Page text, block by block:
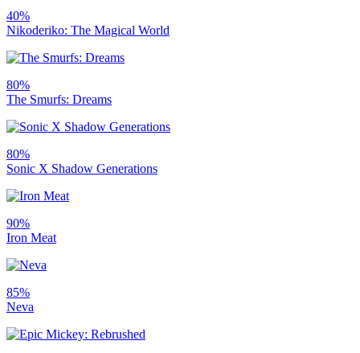
40%
Nikoderiko: The Magical World
80%
The Smurfs: Dreams
80%
Sonic X Shadow Generations
90%
Iron Meat
85%
Neva